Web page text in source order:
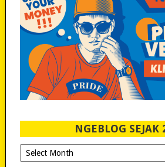
NGEBLOG SEJAK
Ngeblog
Sejak